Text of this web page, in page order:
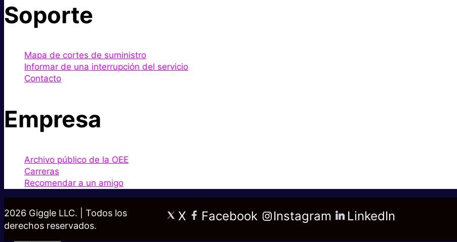
Soporte
Mapa de cortes de suministro
Informar de una interrupción del servicio
Contacto
Empresa
Archivo público de la OEE
Carreras
Recomendar a un amigo
2026 Giggle LLC. | Todos los
derechos reservados.
X Facebook Instagram LinkedIn